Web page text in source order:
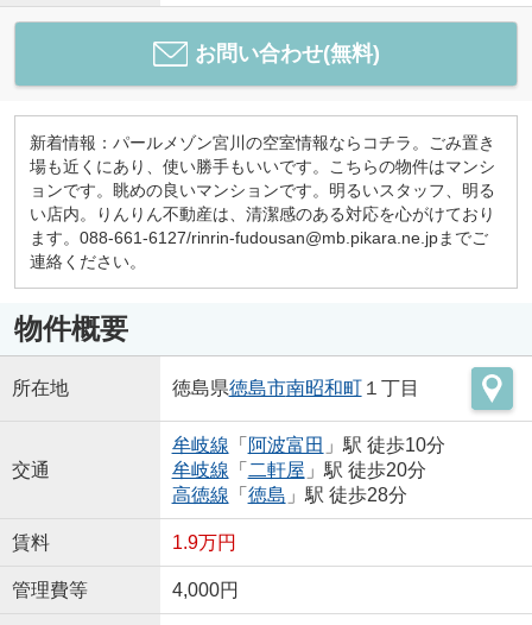
お問い合わせ(無料)
新着情報：パールメゾン宮川の空室情報ならコチラ。ごみ置き
場も近くにあり、使い勝手もいいです。こちらの物件はマンシ
ョンです。眺めの良いマンションです。明るいスタッフ、明る
い店内。りんりん不動産は、清潔感のある対応を心がけており
ます。088-661-6127/rinrin-fudousan@mb.pikara.ne.jpまでご
連絡ください。
物件概要
所在地 徳島県徳島市南昭和町１丁目
交通
牟岐線 「 阿波富田 」駅 徒歩10分
牟岐線 「 二軒屋 」駅 徒歩20分
高徳線 「 徳島 」駅 徒歩28分
賃料 1.9万円
管理費等 4,000円